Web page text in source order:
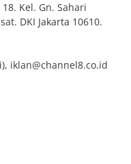
Kel. Gn. Sahari
DKI Jakarta 10610.
iklan@channel8.co.id